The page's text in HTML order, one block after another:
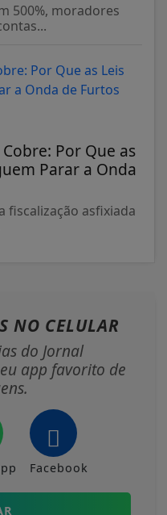
500%, moradores
Por Que as
Parar a Onda
fiscalização asfixiada
NO CELULAR
do Jornal
app favorito de
Facebook